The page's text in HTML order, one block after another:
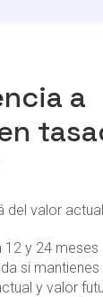
a
del valor
12 y 24 meses
si mantienes
y valor